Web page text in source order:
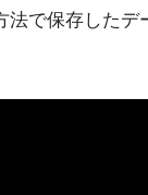
で保存した